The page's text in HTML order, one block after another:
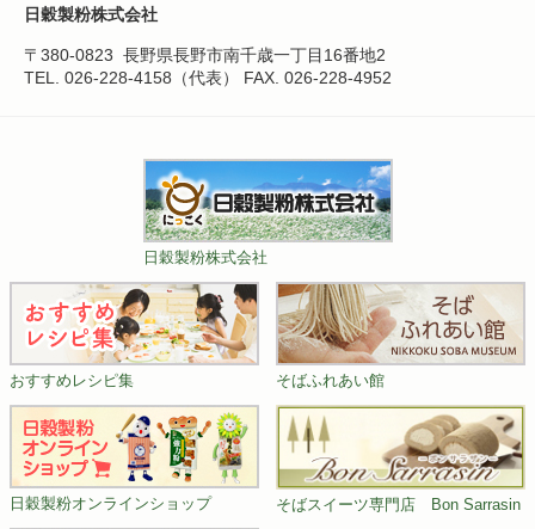
日穀製粉株式会社
〒380-0823 長野県長野市南千歳一丁目16番地2
TEL. 026-228-4158（代表）
FAX. 026-228-4952
日穀製粉株式会社
おすすめレシピ集 そばふれあい館
日穀製粉オンラインショップ そばスイーツ専門店 Bon Sarrasin